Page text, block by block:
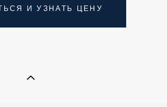
И УЗНАТЬ ЦЕНУ